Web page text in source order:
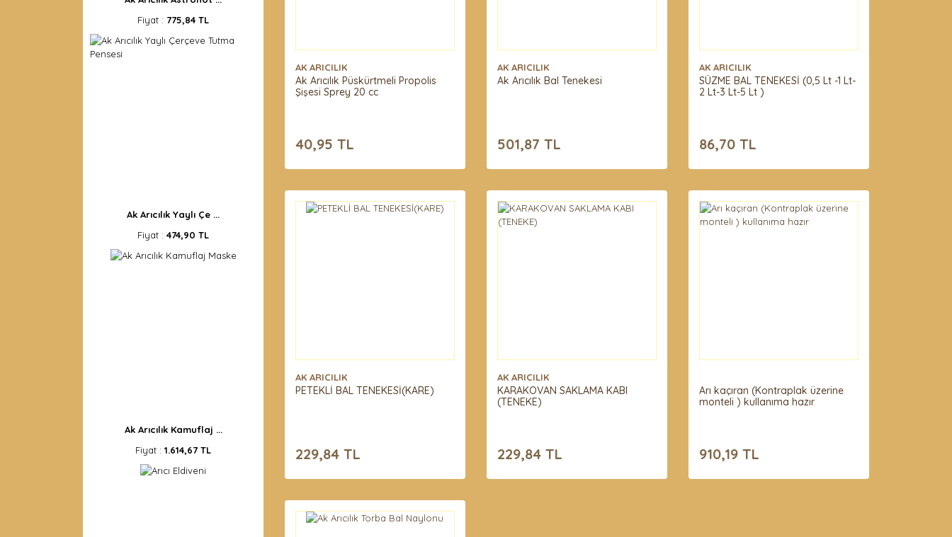
Fiyat : 775,84 TL
Ak Arıcılık Yaylı Çe ...
Fiyat : 474,90 TL
Ak Arıcılık Kamuflaj ...
Fiyat : 1.614,67 TL
AK ARICILIK
Ak Arıcılık Püskürtmeli Propolis
Şişesi Sprey 20 cc
40,95 TL
AK ARICILIK
Ak Arıcılık Bal Tenekesi
501,87 TL
AK ARICILIK
SÜZME BAL TENEKESİ (0,5 Lt -1 Lt-
2 Lt-3 Lt-5 Lt )
86,70 TL
AK ARICILIK
PETEKLİ BAL TENEKESİ(KARE)
229,84 TL
AK ARICILIK
KARAKOVAN SAKLAMA KABI
(TENEKE)
229,84 TL
Arı kaçıran (Kontraplak üzerine
monteli ) kullanıma hazır
910,19 TL